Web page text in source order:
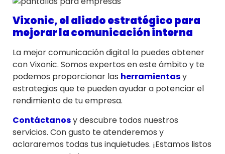
Vixonic, el aliado estratégico para
mejorar la comunicación interna
La mejor comunicación digital la puedes obtener
con Vixonic. Somos expertos en este ámbito y te
podemos proporcionar las herramientasy
estrategias que te pueden ayudar a potenciar el
rendimiento de tu empresa.
Contáctanosy descubre todos nuestros
servicios. Con gusto te atenderemos y
aclararemos todas tus inquietudes. ¡Estamos listos